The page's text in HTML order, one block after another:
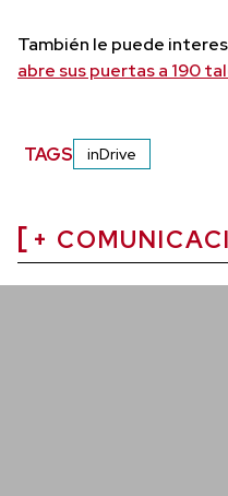
También le puede
abre sus puertas a 190
TAGS inDrive
+